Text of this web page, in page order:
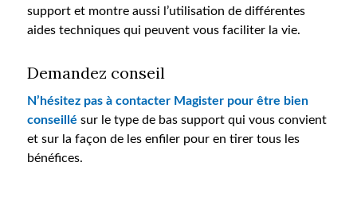
support et montre aussi l’utilisation de différentes
aides techniques qui peuvent vous faciliter la vie.
Demandez conseil
N’hésitez pas à contacter Magister pour être bien
conseillé sur le type de bas support qui vous convient
et sur la façon de les enfiler pour en tirer tous les
bénéfices.